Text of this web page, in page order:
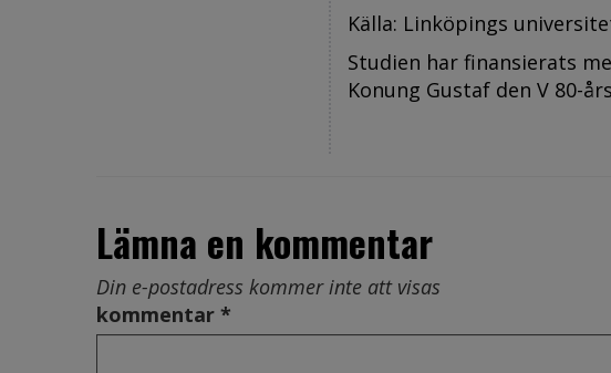
Källa: Linköpings
Studien har finansierats
Konung Gustaf den V 80-
Lämna en kommentar
Din e-postadress kommer inte att visas
kommentar *